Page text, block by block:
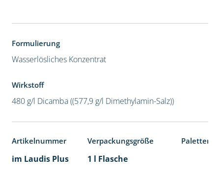
Formulierung
Wasserlösliches Konzentrat
Wirkstoff
480 g/l Dicamba ((577,9 g/l Dimethylamin-Salz))
Artikelnummer Verpackungsgröße
im Laudis Plus 1 l Flasche